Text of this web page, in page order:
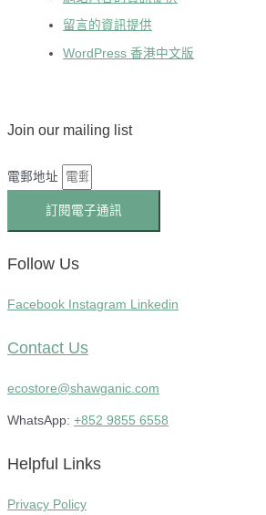
留言的資訊提供
WordPress 香港中文版
Join our mailing list
電郵地址
訂閱電子通訊
Follow Us
Facebook Instagram Linkedin
Contact Us
ecostore@shawganic.com
WhatsApp: +852 9855 6558
Helpful Links
Privacy Policy